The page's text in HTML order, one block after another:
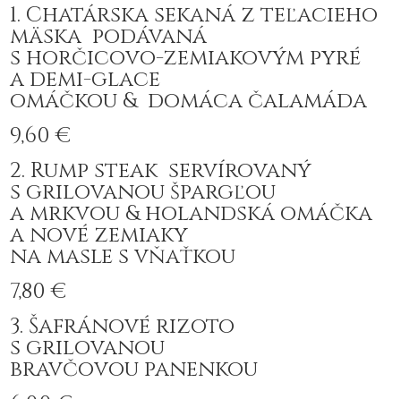
1. Chatárska sekaná z teľacieho
mäska podávaná
s horčicovo-zemiakovým pyré
a demi-glace
omáčkou & domáca čalamáda
9,60 €
2. Rump steak servírovaný
s grilovanou špargľou
a mrkvou & holandská omáčka
a nové zemiaky
na masle s vňaťkou
7,80 €
3. Šafránové rizoto
s grilovanou
bravčovou panenkou